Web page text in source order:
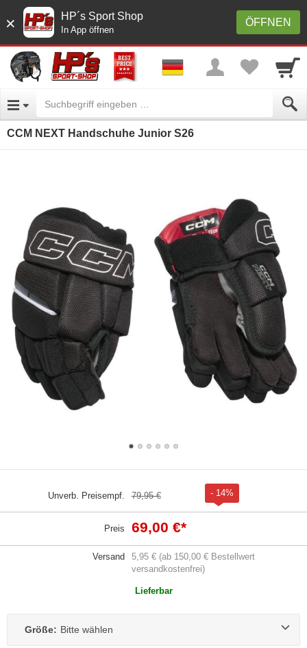
× ÖFFNEN
HP´s Sport Shop
In App öffnen
CCM NEXT Handschuhe Junior S26
Unverb. Preisempf. 79,95 € - 14%
Preis 69,00 €*
Versand
5,95 € (ab 150,00 € Bestellwert
versandkostenfrei)
Lieferbar
Größe: Bitte wählen